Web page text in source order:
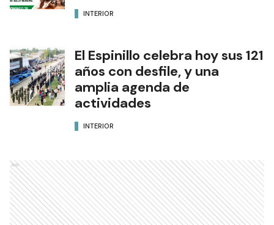
INTERIOR
El Espinillo celebra hoy sus 121
años con desfile, y una
amplia agenda de
actividades
INTERIOR
Ads